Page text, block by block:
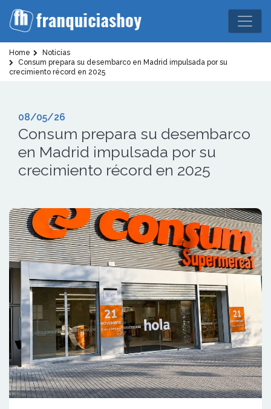
Home
Noticias
Consum prepara su desembarco en Madrid impulsada por su
crecimiento récord en 2025
08/05/26
Consum prepara su desembarco
en Madrid impulsada por su
crecimiento récord en 2025